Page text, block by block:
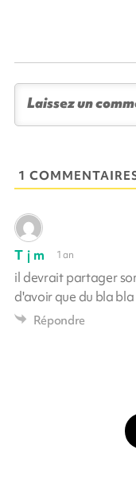
1
T j m 1 an
il devrait partager
d'avoir que du bla bla
Répondre